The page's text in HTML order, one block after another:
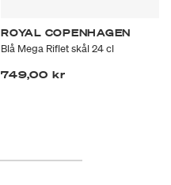
ROYAL COPENHAGEN
Blå Mega Riflet skål 24 cl
749,00 kr